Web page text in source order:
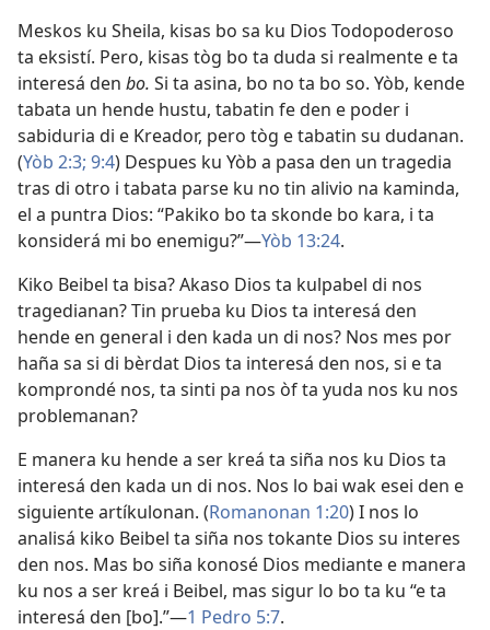
Meskos ku Sheila, kisas bo sa ku Dios Todopoderoso
ta eksistí. Pero, kisas tòg bo ta duda si realmente e ta
interesá den bo. Si ta asina, bo no ta bo so. Yòb, kende
tabata un hende hustu, tabatin fe den e poder i
sabiduria di e Kreador, pero tòg e tabatin su dudanan.
(Yòb 2:3; 9:4) Despues ku Yòb a pasa den un tragedia
tras di otro i tabata parse ku no tin alivio na kaminda,
el a puntra Dios: “Pakiko bo ta skonde bo kara, i ta
konsiderá mi bo enemigu?”—Yòb 13:24.
Kiko Beibel ta bisa? Akaso Dios ta kulpabel di nos
tragedianan? Tin prueba ku Dios ta interesá den
hende en general i den kada un di nos? Nos mes por
haña sa si di bèrdat Dios ta interesá den nos, si e ta
komprondé nos, ta sinti pa nos òf ta yuda nos ku nos
problemanan?
E manera ku hende a ser kreá ta siña nos ku Dios ta
interesá den kada un di nos. Nos lo bai wak esei den e
siguiente artíkulonan. (Romanonan 1:20) I nos lo
analisá kiko Beibel ta siña nos tokante Dios su interes
den nos. Mas bo siña konosé Dios mediante e manera
ku nos a ser kreá i Beibel, mas sigur lo bo ta ku “e ta
interesá den [bo].”—1 Pedro 5:7.